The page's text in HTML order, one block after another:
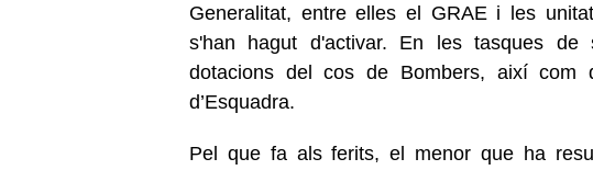
Generalitat, entre elles el GRAE i les
s'han hagut d'activar. En les tasques de
dotacions del cos de Bombers, així
d’Esquadra.
Pel que fa als ferits, el menor que ha